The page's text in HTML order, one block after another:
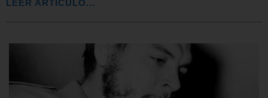
LEER ARTÍCULO...